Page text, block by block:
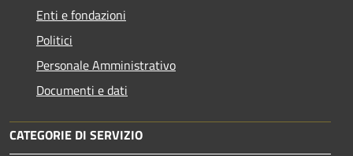
Enti e fondazioni
Politici
Personale Amministrativo
Documenti e dati
CATEGORIE DI SERVIZIO